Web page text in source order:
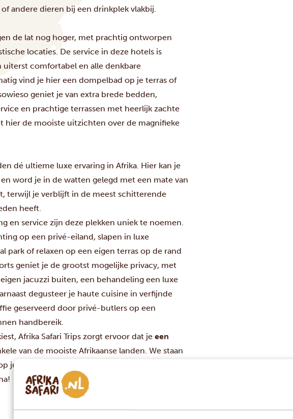
andere dieren bij een drinkplek vlakbij.
de lat nog hoger, met prachtig ontworpen
locaties. De service in deze hotels is
comfortabel en alle denkbare
vind je hier een dompelbad op je terras of
geniet je van extra brede bedden,
en prachtige terrassen met heerlijk zachte
hier de mooiste uitzichten over de magnifieke
dé ultieme luxe ervaring in Afrika. Hier kan je
word je in de watten gelegd met een mate van
terwijl je verblijft in de meest schitterende
heeft.
en service zijn deze plekken uniek te noemen.
op een privé-eiland, slapen in luxe
park of relaxen op een eigen terras op de rand
geniet je de grootst mogelijke privacy, met
jacuzzi buiten, een behandeling een luxe
degusteer je haute cuisine in verfijnde
geserveerd door privé-butlers op een
handbereik.
Afrika Safari Trips zorgt ervoor dat je een
van de mooiste Afrikaanse landen. We staan
jullie specifieke eisen en wensen, om zo samen